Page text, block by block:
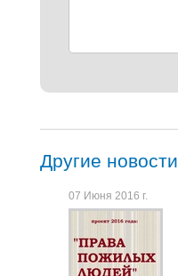
Другие новости
07 Июня 2016 г.